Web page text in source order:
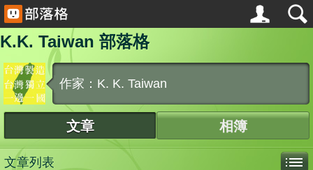
K.K. Taiwan 部落格
作家：K. K. Taiwan
文章 相簿
文章列表